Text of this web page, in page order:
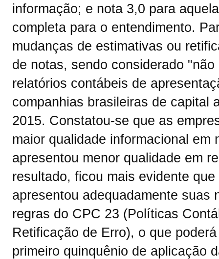
informação; e nota 3,0 para
completa para o entendimento.
mudanças de estimativas ou
de notas, sendo considerado
relatórios contábeis de
companhias brasileiras de capital
2015. Constatou-se que as
maior qualidade informacional
apresentou menor qualidade em
resultado, ficou mais evidente
apresentou adequadamente suas
regras do CPC 23 (Políticas
Retificação de Erro), o que
primeiro quinquênio de aplicação